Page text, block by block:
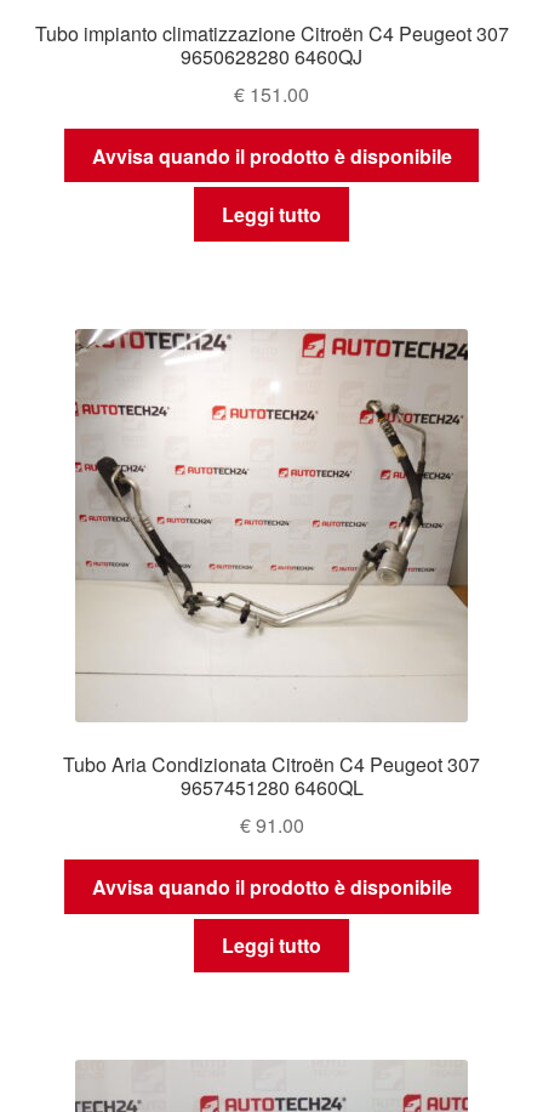
Tubo impianto climatizzazione Citroën C4 Peugeot 307
9650628280 6460QJ
€ 151.00
Avvisa quando il prodotto è disponibile
Leggi tutto
Tubo Aria Condizionata Citroën C4 Peugeot 307
9657451280 6460QL
€91.00
Avvisa quando il prodotto è disponibile
Leggi tutto